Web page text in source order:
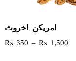
امریکن اخروٹ
₨ 350 – ₨ 1,500